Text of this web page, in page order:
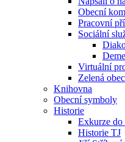
Obecní
Pracovní
Sociální
Virtuální
Zelená obec
Knihovna
Obecní symboly
Historie
Exkurze do
Historie TJ